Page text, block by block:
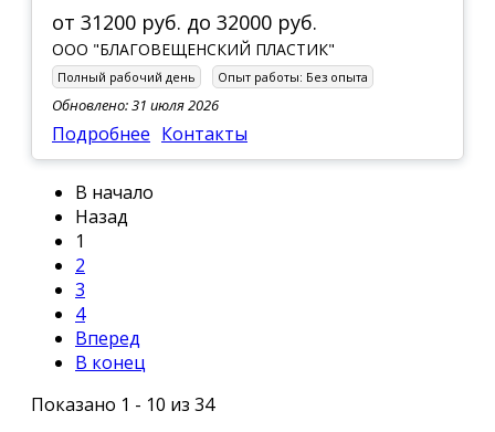
от 31200 руб. до 32000 руб.
ООО "БЛАГОВЕЩЕНСКИЙ ПЛАСТИК"
Полный рабочий день Опыт работы: Без опыта
Обновлено: 31 июля 2026
Подробнее Контакты
В начало
Назад
1
2
3
4
Вперед
В конец
Показано 1 - 10 из 34